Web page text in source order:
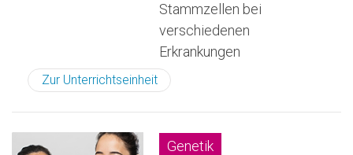
Stammzellen bei
verschiedenen
Erkrankungen
Zur Unterrichtseinheit
Genetik